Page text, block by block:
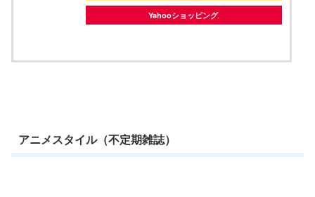
Yahooショッピング
アニメスタイル（不定期雑誌）